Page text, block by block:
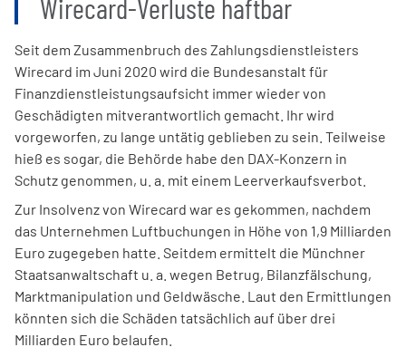
Wirecard-Verluste haftbar
Seit dem Zusammenbruch des Zahlungsdienstleisters
Wirecard im Juni 2020 wird die Bundesanstalt für
Finanzdienstleistungsaufsicht immer wieder von
Geschädigten mitverantwortlich gemacht. Ihr wird
vorgeworfen, zu lange untätig geblieben zu sein. Teilweise
hieß es sogar, die Behörde habe den DAX-Konzern in
Schutz genommen, u. a. mit einem Leerverkaufsverbot.
Zur Insolvenz von Wirecard war es gekommen, nachdem
das Unternehmen Luftbuchungen in Höhe von 1,9 Milliarden
Euro zugegeben hatte. Seitdem ermittelt die Münchner
Staatsanwaltschaft u. a. wegen Betrug, Bilanzfälschung,
Marktmanipulation und Geldwäsche. Laut den Ermittlungen
könnten sich die Schäden tatsächlich auf über drei
Milliarden Euro belaufen.